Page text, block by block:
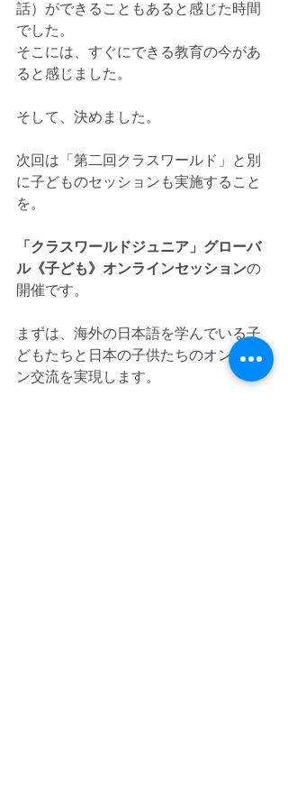
話）ができることもあると感じた時間
でした。
そこには、すぐにできる教育の今があ
ると感じました。
そして、決めました。
次回は「第二回クラスワールド」と別
に子どものセッションも実施すること
を。
「クラスワールドジュニア」グローバ
ル《子ども》オンラインセッションの
開催です。
まずは、海外の日本語を学んでいる子
どもたちと日本の子供たちのオンライ
ン交流を実現します。